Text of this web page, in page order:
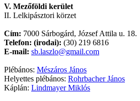
V. Mezőföldi kerület
II. Lelkipásztori körzet
Cím: 7000 Sárbogárd, József Attila u. 18.
Telefon: (irodai): (30) 219 6816
E-mail: sb.laszlo@gmail.com
Plébános: Mészáros János
Helyettes plébános: Rohrbacher János
Káplán: Lindmayer Miklós